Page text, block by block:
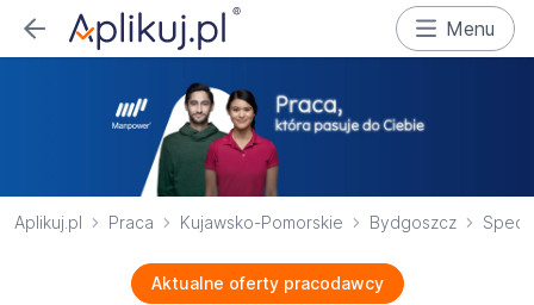
Menu
Aplikuj.pl Praca Kujawsko-Pomorskie Bydgoszcz
Aktualne oferty pracodawcy